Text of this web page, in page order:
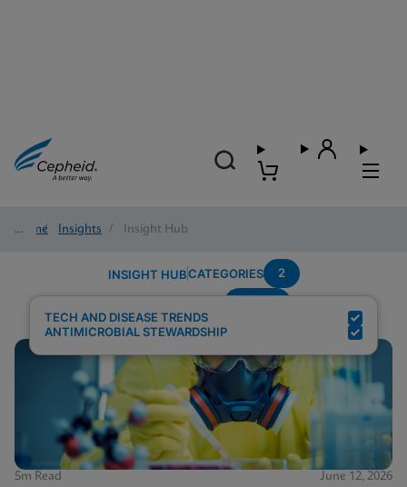
Home/ Insights / Insight Hub
INSIGHT HUBCATEGORIES 2
TECH AND DISEASE TRENDS
ANTIMICROBIAL STEWARDSHIP
5m Read June 12, 2026